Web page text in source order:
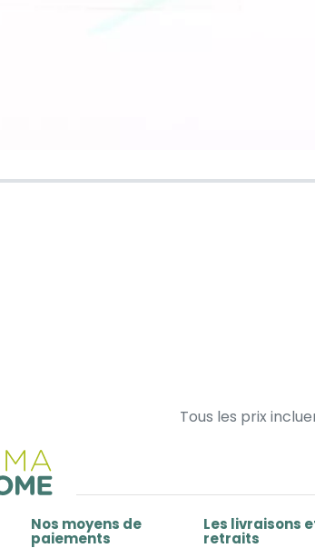
Tous les prix
Nos moyens de
paiements
Les livraisons
retraits